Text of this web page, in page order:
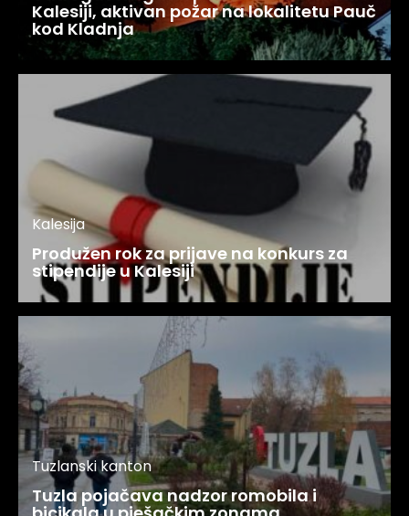
Kalesiji, aktivan požar na lokalitetu Pauč
kod Kladnja
Kalesija
Produžen rok za prijave na konkurs za
stipendije u Kalesiji
Tuzlanski kanton
Tuzla pojačava nadzor romobila i